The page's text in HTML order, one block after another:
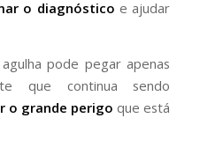
o diagnóstico e ajudar
pode pegar apenas
que continua sendo
o grande perigo que está